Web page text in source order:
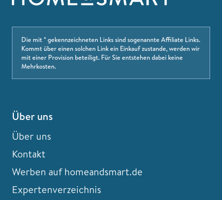
Die mit * gekennzeichneten Links sind sogenannte Affiliate Links.
Kommt über einen solchen Link ein Einkauf zustande, werden wir
mit einer Provision beteiligt. Für Sie entstehen dabei keine
Mehrkosten.
Über uns
Über uns
Kontakt
Werben auf homeandsmart.de
Expertenverzeichnis